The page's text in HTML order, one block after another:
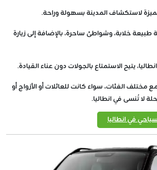
لاستكشاف المدينة بسهولة وراحة.
خلابة، وشواطئ ساحرة، بالإضافة إلى زيارة
يتيح الاستمتاع بالجولات دون عناء القيادة.
الفئات، سواء كانت للعائلات أو الأزواج أو
لا تُنسى في انطاليا.
في انطاليا